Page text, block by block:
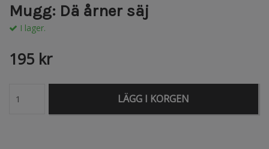
Mugg: Dä årner säj
I lager.
195 kr
LÄGG I KORGEN